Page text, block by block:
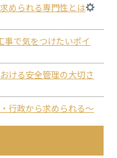
められる専門性とは
事で気をつけたいポイ
ける安全管理の大切さ
行政から求められる～